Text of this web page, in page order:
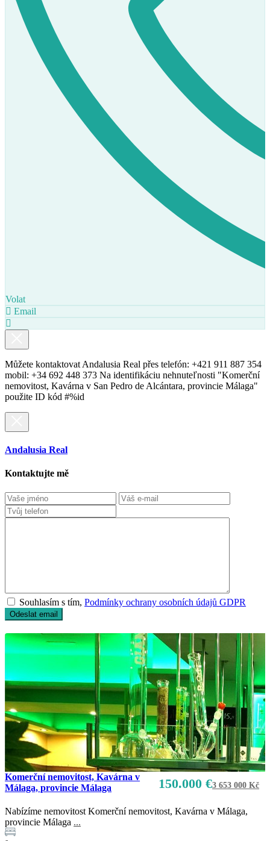
Prodej
K dispozici
Volat
Email
Můžete kontaktovat Andalusia Real přes telefón: +421 911 887 354
mobil: +34 692 448 373 Na identifikáciu nehnuteľnosti "Komerční
nemovitost, Kavárna v San Pedro de Alcántara, provincie Málaga"
použite ID kód #%id
Andalusia Real
Kontaktujte mě
Souhlasím s tím,Podmínky ochrany osobních údajů GDPR
150.000 €3 653 000 Kč
Komerční nemovitost, Kavárna v
Málaga, provincie Málaga
Nabízíme nemovitost Komerční nemovitost, Kavárna v Málaga,
provincie Málaga ...